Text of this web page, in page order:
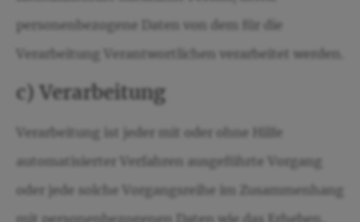
personenbezogene Daten von dem für die
Verarbeitung Verantwortlichen verarbeitet werden.
c) Verarbeitung
Verarbeitung ist jeder mit oder ohne Hilfe
automatisierter Verfahren ausgeführte Vorgang
oder jede solche Vorgangsreihe im Zusammenhang
mit personenbezogenen Daten wie das Erheben,